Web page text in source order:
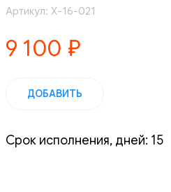
Артикул: Х-16-021
9 100 ₽
ДОБАВИТЬ
Срок исполнения, дней: 15